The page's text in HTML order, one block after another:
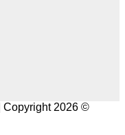
| Copyright 2026 ©